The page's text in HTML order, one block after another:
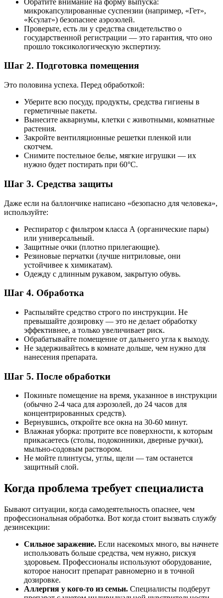
микрокапсулированные суспензии (например, «Гет»,
«Ксулат») безопаснее аэрозолей.
Проверьте, есть ли у средства свидетельство о
государственной регистрации — это гарантия, что оно
прошло токсикологическую экспертизу.
Шаг 2. Подготовка помещения
Это половина успеха. Перед обработкой:
Уберите всю посуду, продукты, средства гигиены в
герметичные пакеты.
Вынесите аквариумы, клетки с животными, комнатные
растения.
Закройте вентиляционные решетки пленкой или
скотчем.
Снимите постельное белье, мягкие игрушки — их
нужно будет постирать при 60°C.
Шаг 3. Средства защиты
Даже если на баллончике написано «безопасно для человека»,
используйте:
Респиратор с фильтром класса А (органические пары)
или универсальный.
Защитные очки (плотно прилегающие).
Резиновые перчатки (лучше нитриловые, они
устойчивее к химикатам).
Одежду с длинным рукавом, закрытую обувь.
Шаг 4. Обработка
Распыляйте средство строго по инструкции. Не
превышайте дозировку — это не делает обработку
эффективнее, а только увеличивает риск.
Обрабатывайте помещение от дальнего угла к выходу.
Не задерживайтесь в комнате дольше, чем нужно для
нанесения препарата.
Шаг 5. После обработки
Покиньте помещение на время, указанное в инструкции
(обычно 2-4 часа для аэрозолей, до 24 часов для
концентрированных средств).
Вернувшись, откройте все окна на 30-60 минут.
Влажная уборка: протрите все поверхности, к которым
прикасаетесь (столы, подоконники, дверные ручки),
мыльно-содовым раствором.
Не мойте плинтусы, углы, щели — там останется
защитный слой.
Когда проблема требует специалиста
Бывают ситуации, когда самодеятельность опаснее, чем
профессиональная обработка. Вот когда стоит вызвать службу
дезинсекции:
Сильное заражение. Если насекомых много, вы начнете
использовать больше средства, чем нужно, рискуя
здоровьем. Профессионалы используют оборудование,
которое наносит препарат равномерно и в точной
дозировке.
Аллергия у кого-то из семьи. Специалисты подберут